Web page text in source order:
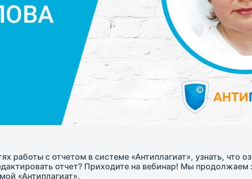
работы с отчетом в системе «Антиплагиат», узнать, что
отчет? Приходите на вебинар! Мы продолжаем
«Антиплагиат».